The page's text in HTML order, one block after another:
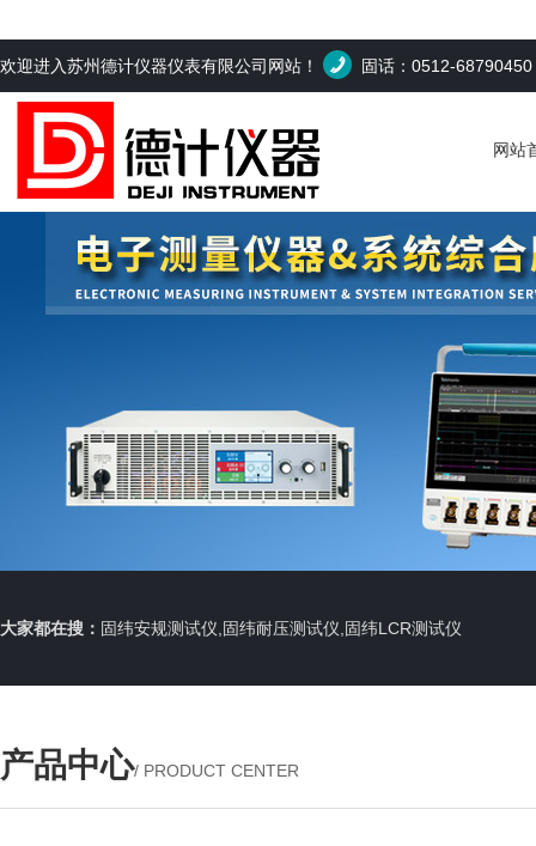
欢迎进入苏州德计仪器仪表有限公司网站！ 固话：0512-68790450
网站
大家都在搜： 固纬安规测试仪,固纬耐压测试仪,固纬LCR测试仪
产品中心/ PRODUCT CENTER